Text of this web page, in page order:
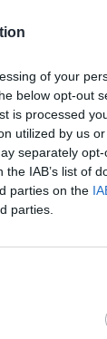
of your
below opt-out
is processed
utilized by us
separately
IAB’s list of
parties on the
parties.
stabilito dalle
Le tariffe
a quella del
dell’energia
PLACET.
spesa più alta
inoltre,